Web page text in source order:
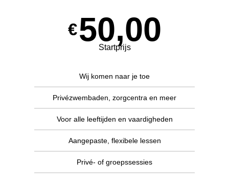
€50,00
Startprijs
Wij komen naar je toe
Privézwembaden, zorgcentra en meer
Voor alle leeftijden en vaardigheden
Aangepaste, flexibele lessen
Privé- of groepssessies